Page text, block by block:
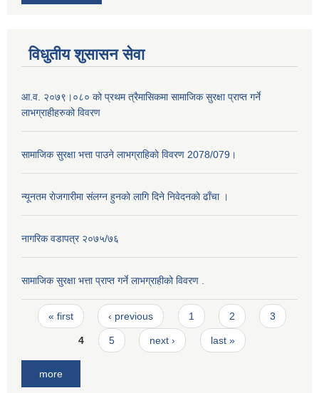
विधुतीय शुसासन सेवा
आ.व. २०७९।०८० को प्रथम त्रैमासिकमा सामाजिक सुरक्षा प्राप्त गर्ने
लाभग्राहीहरुको विवरण
सामाजिक सुरक्षा भत्ता पाउने लाभग्राहिकाे विवरण 2078/079।
न्यूनतम राेजगारीमा संलग्न हुनकाे लागि दिने निवेदनकाे ढाँचा ।
नागरिक वडापत्र २०७५/७६
सामाजिक सुरक्षा भत्ता प्राप्त गर्ने लाभग्राहीको विवरण .
Pages
« first ‹ previous 1 2 3
4 5 next › last »
more